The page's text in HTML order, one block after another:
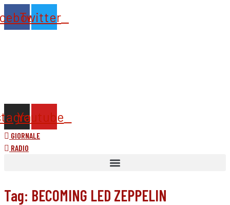
al
Twitter
Youtube
GIORNALE
RADIO
Tag: BECOMING LED ZEPPELIN